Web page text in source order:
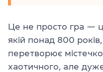
Це не просто гра —
якій понад 800
перетворює містечко
хаотичного, але